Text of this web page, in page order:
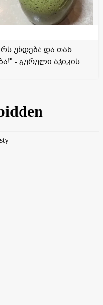
უხდება და თან
- გურული აჯიკის